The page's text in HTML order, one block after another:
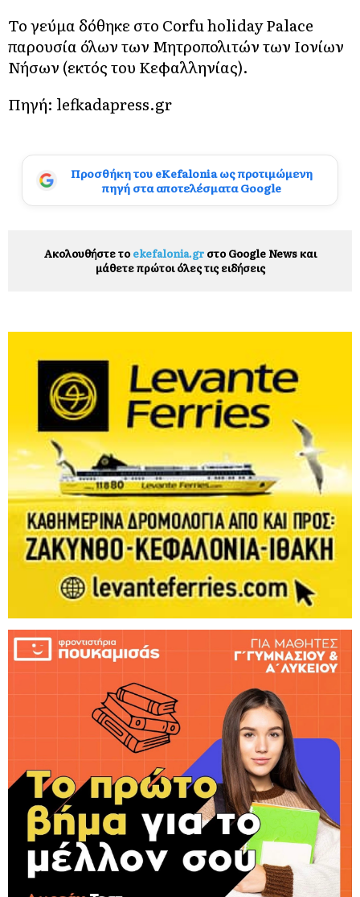
Το γεύμα δόθηκε στο Corfu holiday Palace
παρουσία όλων των Μητροπολιτών των Ιονίων
Νήσων (εκτός του Κεφαλληνίας).
Πηγή: lefkadapress.gr
Προσθήκη του eKefalonia ως προτιμώμενη
πηγή στα αποτελέσματα Google
Ακολουθήστε το ekefalonia.grστο Google News και
μάθετε πρώτοι όλες τις ειδήσεις